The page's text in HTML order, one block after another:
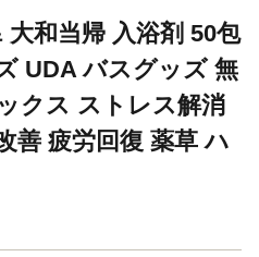
和当帰 入浴剤 50包
UDA バスグッズ 無
クス ストレス解消
善 疲労回復 薬草 ハ